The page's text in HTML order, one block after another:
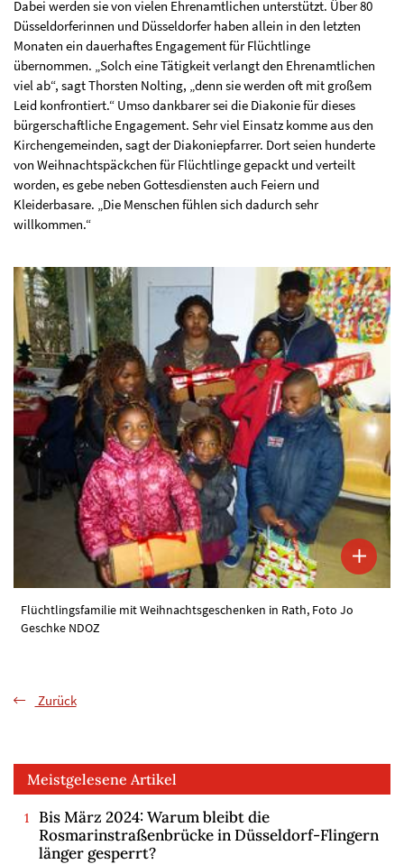
Dabei werden sie von vielen Ehrenamtlichen unterstützt. Über 80
Düsseldorferinnen und Düsseldorfer haben allein in den letzten
Monaten ein dauerhaftes Engagement für Flüchtlinge
übernommen. „Solch eine Tätigkeit verlangt den Ehrenamtlichen
viel ab“, sagt Thorsten Nolting, „denn sie werden oft mit großem
Leid konfrontiert.“ Umso dankbarer sei die Diakonie für dieses
bürgerschaftliche Engagement. Sehr viel Einsatz komme aus den
Kirchengemeinden, sagt der Diakoniepfarrer. Dort seien hunderte
von Weihnachtspäckchen für Flüchtlinge gepackt und verteilt
worden, es gebe neben Gottesdiensten auch Feiern und
Kleiderbasare. „Die Menschen fühlen sich dadurch sehr
willkommen.“
Flüchtlingsfamilie mit Weihnachtsgeschenken in Rath, Foto Jo
Geschke NDOZ
Zurück
Meistgelesene Artikel
Bis März 2024: Warum bleibt die
Rosmarinstraßenbrücke in Düsseldorf-Flingern
länger gesperrt?